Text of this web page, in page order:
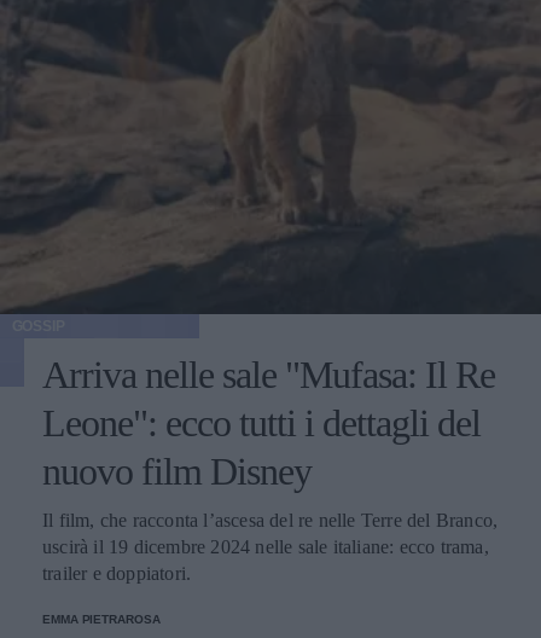
Arriva nelle sale "Mufasa: Il Re
Leone": ecco tutti i dettagli del
nuovo film Disney
Il film, che racconta l’ascesa del re nelle Terre del Branco,
uscirà il 19 dicembre 2024 nelle sale italiane: ecco trama,
trailer e doppiatori.
EMMA PIETRAROSA